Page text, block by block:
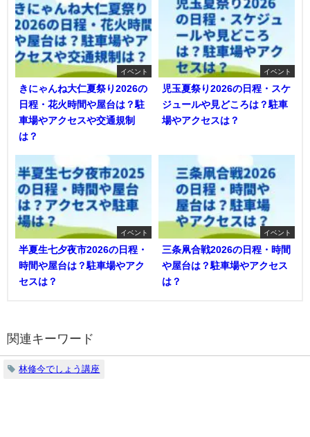
イベント
きにゃんね大仁夏祭り2026の
日程・花火時間や屋台は？駐
車場やアクセスや交通規制
は？
イベント
児玉夏祭り2026の日程・スケ
ジュールや見どころは？駐車
場やアクセスは？
イベント
半夏生七夕夜市2026の日程・
時間や屋台は？駐車場やアク
セスは？
イベント
三条凧合戦2026の日程・時間
や屋台は？駐車場やアクセス
は？
関連キーワード
林修今でしょう講座